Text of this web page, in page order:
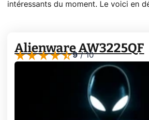
intéressants du moment. Le voici en
Alienware AW3225QF
9/10